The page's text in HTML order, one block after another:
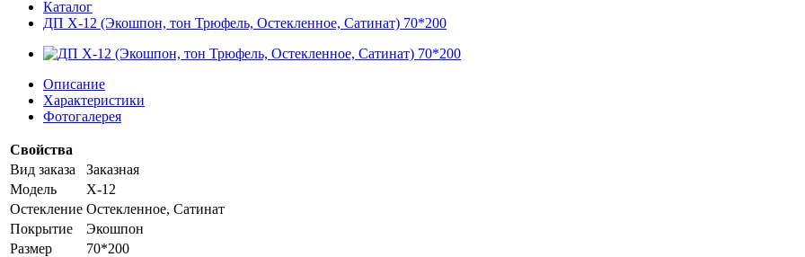
Каталог
ДП Х-12 (Экошпон, тон Трюфель, Остекленное, Сатинат) 70*200
Описание
Характеристики
Фотогалерея
Свойства
Вид заказа
Заказная
Модель
Х-12
Остекление Остекленное, Сатинат
Покрытие
Экошпон
Размер
70*200